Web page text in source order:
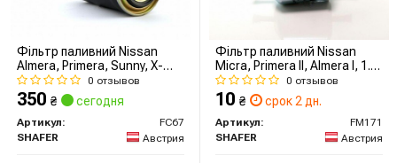
Фільтр паливний Nissan
Almera, Primera, Sunny, X-
Trail, 96- (FC67) SHAFER
0 отзывов
350 ₴ сегодня
Артикул:
FC67
SHAFER
Австрия
Фільтр паливний Nissan
Micra, Primera II, Almera I, 1.0-
4.5, 80-
0 отзывов
10 ₴ срок 2 дн.
Артикул:
FM171
SHAFER
Австрия